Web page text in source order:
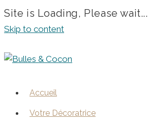
Site is Loading, Please wait...
Skip to content
Accueil
Votre Décoratrice